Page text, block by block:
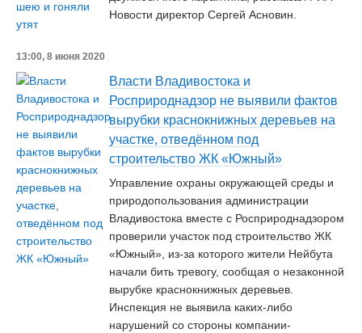
Новости директор Сергей Асновин.
13:00, 8 июня 2020
Власти Владивостока и
Росприроднадзор не выявили фактов
вырубки краснокнижных деревьев на
участке, отведённом под
строительство ЖК «Южный»
Управление охраны окружающей среды и
природопользования администрации
Владивостока вместе с Росприроднадзором
проверили участок под строительство ЖК
«Южный», из-за которого жители Нейбута
начали бить тревогу, сообщая о незаконной
вырубке краснокнижных деревьев.
Инспекция не выявила каких-либо
нарушений со стороны компании-